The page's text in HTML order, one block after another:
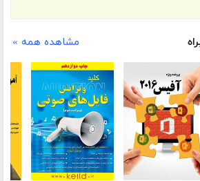
مشاهده همه »